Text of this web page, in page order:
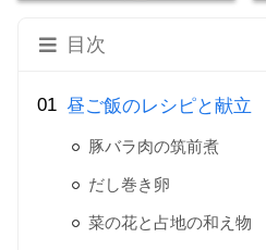
目次
昼ご飯のレシピと献立
豚バラ肉の筑前煮
だし巻き卵
菜の花と占地の和え物